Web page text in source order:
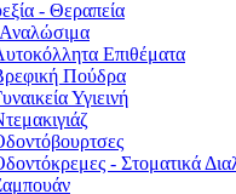
- Θεραπεία
Αναλώσιμα
Επιθέματα
Πούδρα
Υγιεινή
- Στοματικά